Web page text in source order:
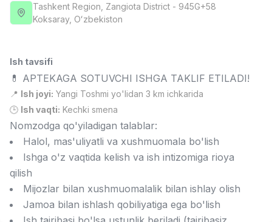
4,000,000 - 10,000,000 sum/
PROFI MANY
Fast food Oshpazi
2,600,000 - 5,000,000 sum/
LES AILES
Full time job
Ish joyidan
Farmatsevt
3,000,000 - 10,000,000 sum/
NAVBAHOR APTEKA
Full time job
TOP
Sotuv bo'yicha agent
Kelishiladi
TOP
Tashkent Region , Zangiota District - 945G+58
Koksaray, Oʻzbekiston
Ish tavsifi
💊 APTEKAGA SOTUVCHI ISHGA TAKLIF ETILADI!
📍 Ish joyi: Yangi Toshmi yo'lidan 3 km ichkarida
🕒 Ish vaqti: Kechki smena
Nomzodga qo'yiladigan talablar:
Halol, mas'uliyatli va xushmuomala bo'lish
Ishga o'z vaqtida kelish va ish intizomiga rioya
qilish
Mijozlar bilan xushmuomalalik bilan ishlay olish
Jamoa bilan ishlash qobiliyatiga ega bo'lish
Vakansiyalar Sohalar Korxonalar